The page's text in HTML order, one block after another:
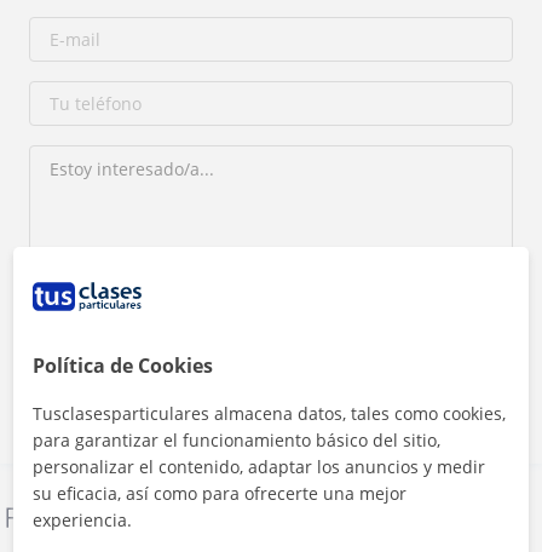
Al hacer clic, aceptas nuestro
Contactar ahora
Denunciar este perfil
Política de Cookies
Tusclasesparticulares almacena datos, tales como cookies,
para garantizar el funcionamiento básico del sitio,
personalizar el contenido, adaptar los anuncios y medir
su eficacia, así como para ofrecerte una mejor
experiencia.